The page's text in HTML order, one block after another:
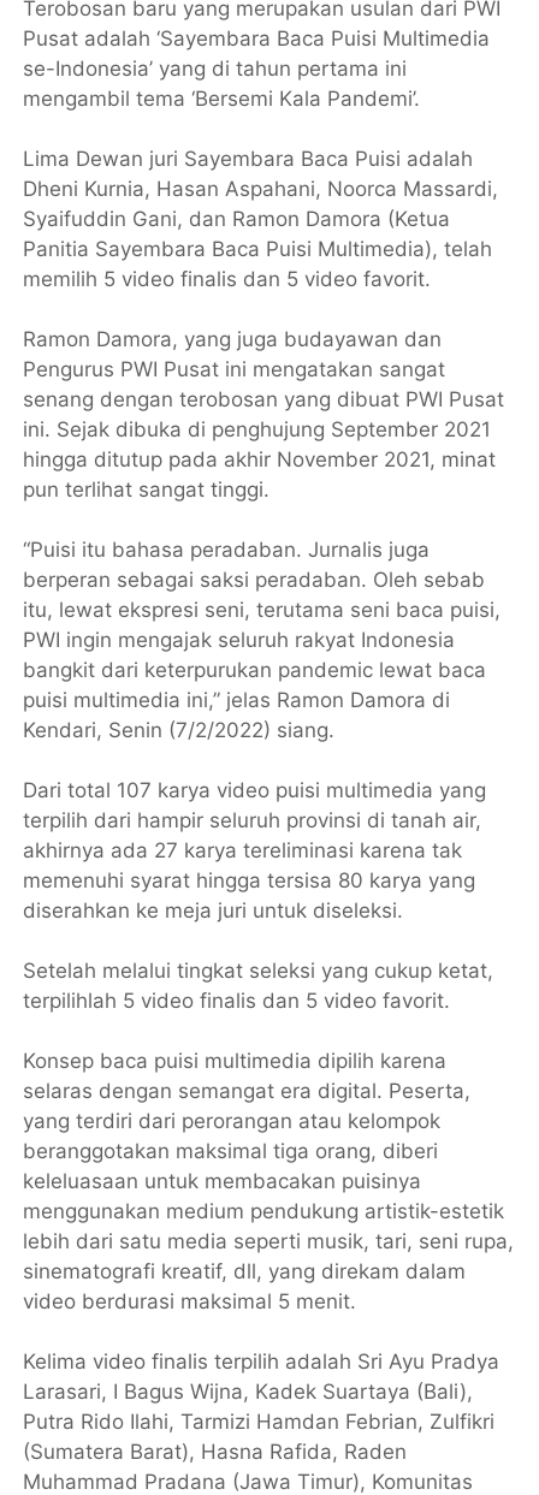
Terobosan baru yang merupakan usulan dari PWI
Pusat adalah ‘Sayembara Baca Puisi Multimedia
se-Indonesia’ yang di tahun pertama ini
mengambil tema ‘Bersemi Kala Pandemi’.
Lima Dewan juri Sayembara Baca Puisi adalah
Dheni Kurnia, Hasan Aspahani, Noorca Massardi,
Syaifuddin Gani, dan Ramon Damora (Ketua
Panitia Sayembara Baca Puisi Multimedia), telah
memilih 5 video finalis dan 5 video favorit.
Ramon Damora, yang juga budayawan dan
Pengurus PWI Pusat ini mengatakan sangat
senang dengan terobosan yang dibuat PWI Pusat
ini. Sejak dibuka di penghujung September 2021
hingga ditutup pada akhir November 2021, minat
pun terlihat sangat tinggi.
“Puisi itu bahasa peradaban. Jurnalis juga
berperan sebagai saksi peradaban. Oleh sebab
itu, lewat ekspresi seni, terutama seni baca puisi,
PWI ingin mengajak seluruh rakyat Indonesia
bangkit dari keterpurukan pandemic lewat baca
puisi multimedia ini,” jelas Ramon Damora di
Kendari, Senin (7/2/2022) siang.
Dari total 107 karya video puisi multimedia yang
terpilih dari hampir seluruh provinsi di tanah air,
akhirnya ada 27 karya tereliminasi karena tak
memenuhi syarat hingga tersisa 80 karya yang
diserahkan ke meja juri untuk diseleksi.
Setelah melalui tingkat seleksi yang cukup ketat,
terpilihlah 5 video finalis dan 5 video favorit.
Konsep baca puisi multimedia dipilih karena
selaras dengan semangat era digital. Peserta,
yang terdiri dari perorangan atau kelompok
beranggotakan maksimal tiga orang, diberi
keleluasaan untuk membacakan puisinya
menggunakan medium pendukung artistik-estetik
lebih dari satu media seperti musik, tari, seni rupa,
sinematografi kreatif, dll, yang direkam dalam
video berdurasi maksimal 5 menit.
Kelima video finalis terpilih adalah Sri Ayu Pradya
Larasari, I Bagus Wijna, Kadek Suartaya (Bali),
Putra Rido Ilahi, Tarmizi Hamdan Febrian, Zulfikri
(Sumatera Barat), Hasna Rafida, Raden
Muhammad Pradana (Jawa Timur), Komunitas